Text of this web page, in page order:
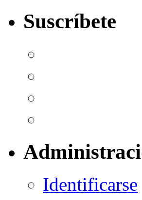
Suscríbete
Identificarse